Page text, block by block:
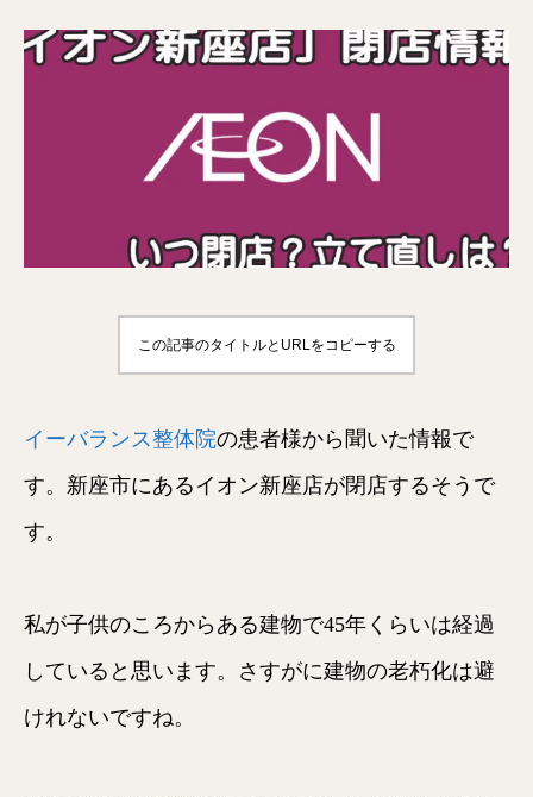
この記事のタイトルとURLをコピーする
イーバランス整体院の患者様から聞いた情報で
す。新座市にあるイオン新座店が閉店するそうで
す。
私が子供のころからある建物で45年くらいは経過
していると思います。さすがに建物の老朽化は避
けれないですね。